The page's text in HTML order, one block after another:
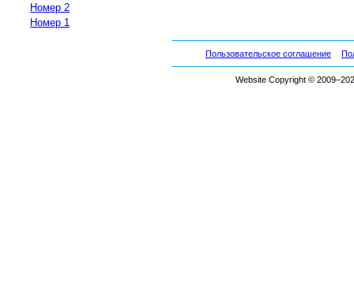
Номер 2
Номер 1
Пользовательское соглашение
Website Copyright ©